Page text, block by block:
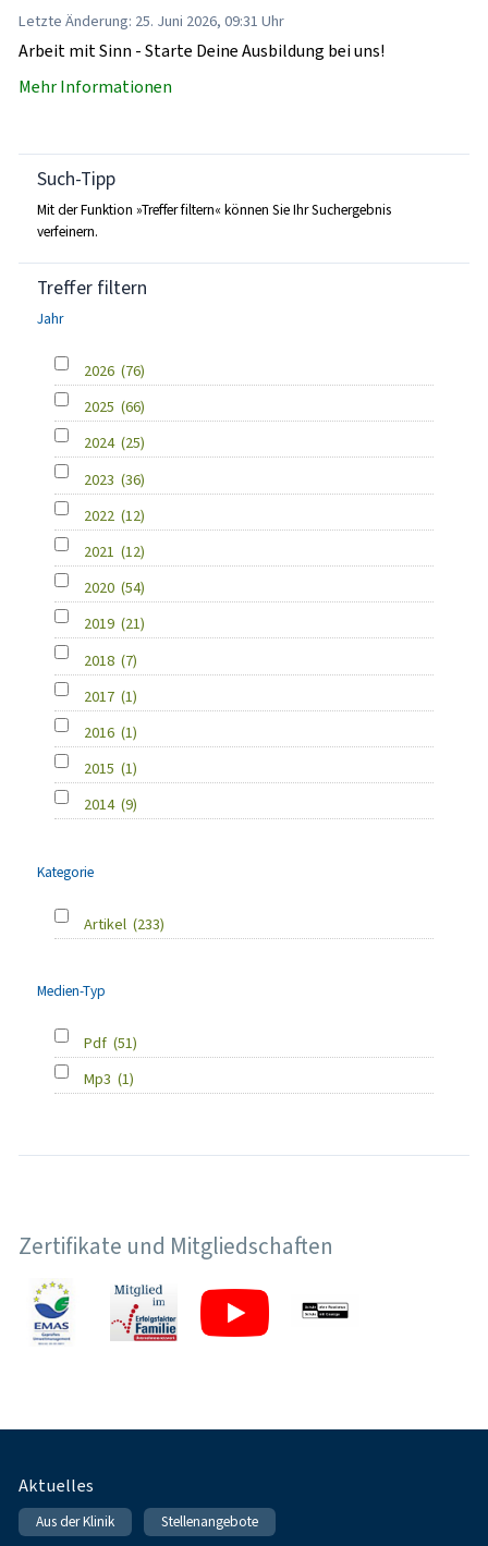
Letzte Änderung: 25. Juni 2026, 09:31 Uhr
Arbeit mit Sinn - Starte Deine Ausbildung bei uns!
Mehr Informationen
Such-Tipp
Mit der Funktion »Treffer filtern« können Sie Ihr Suchergebnis
verfeinern.
Treffer filtern
Jahr
2026 (76)
2025 (66)
2024 (25)
2023 (36)
2022 (12)
2021 (12)
2020 (54)
2019 (21)
2018 (7)
2017 (1)
2016 (1)
2015 (1)
2014 (9)
Kategorie
Artikel (233)
Medien-Typ
Pdf (51)
Mp3 (1)
Zertifikate und Mitgliedschaften
Fußnavigation
Aktuelles
Aus der Klinik Stellenangebote